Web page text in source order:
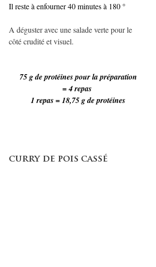
Il reste à enfourner 40 minutes à 180 °
A déguster avec une salade verte pour le
côté crudité et visuel.
75 g de protéines pour la préparation
= 4 repas
1 repas = 18,75 g de protéines
curry de pois cassé